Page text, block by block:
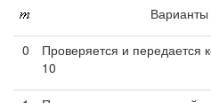
Варианты
0
Проверяется и передается
10